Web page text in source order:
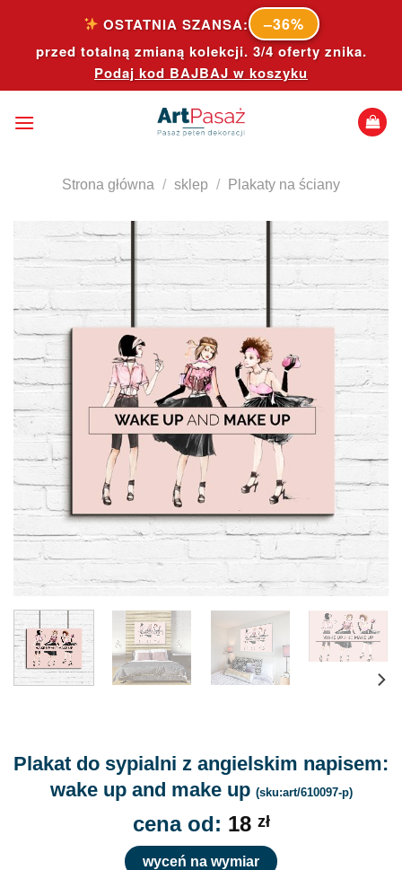
content
OSTATNIA SZANSA: –36%
przed totalną zmianą kolekcji. 3/4 oferty znika.
Podaj kod BAJBAJ w koszyku
Strona główna / sklep / Plakaty na ściany
Plakat do sypialni z angielskim napisem:
wake up and make up (sku:art/610097-p)
cena od: 18 zł
wyceń na wymiar